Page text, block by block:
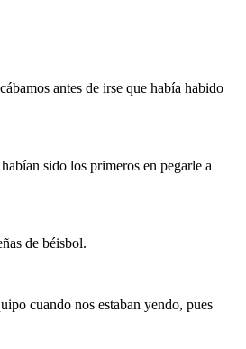
antes de irse que había habido
sido los primeros en pegarle a
de béisbol.
cuando nos estaban yendo, pues